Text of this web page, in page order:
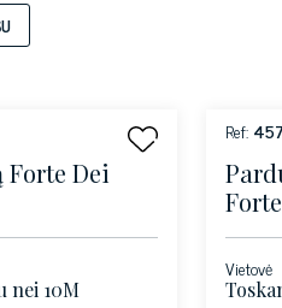
Forte Dei
nei 10M
Ref:
Vietovė